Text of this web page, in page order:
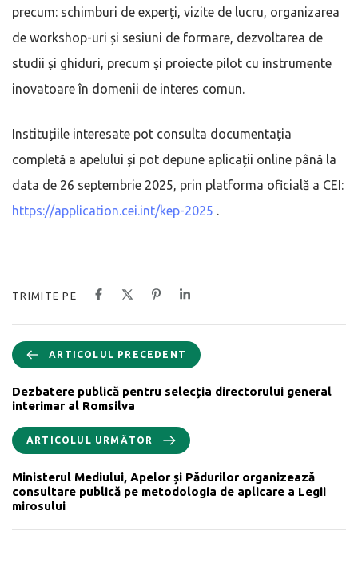
precum: schimburi de experți, vizite de lucru, organizarea
de workshop-uri și sesiuni de formare, dezvoltarea de
studii și ghiduri, precum și proiecte pilot cu instrumente
inovatoare în domenii de interes comun.
Instituțiile interesate pot consulta documentația
completă a apelului și pot depune aplicații online până la
data de 26 septembrie 2025, prin platforma oficială a CEI:
https://application.cei.int/kep-2025 .
TRIMITE PE
ARTICOLUL PRECEDENT
Dezbatere publică pentru selecția directorului general
interimar al Romsilva
ARTICOLUL URMĂTOR
Ministerul Mediului, Apelor și Pădurilor organizează
consultare publică pe metodologia de aplicare a Legii
mirosului